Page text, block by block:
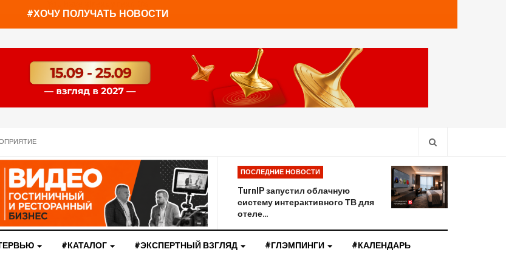
#ХОЧУ ПОЛУЧАТЬ НОВОСТИ
ПОСЛЕДНИЕ НОВОСТИ
TurnIP запустил облачную
систему интерактивного ТВ для
отеле…
#КАТАЛОГ #ЭКСПЕРТНЫЙ ВЗГЛЯД #ГЛЭМПИНГИ #КАЛЕНДАРЬ